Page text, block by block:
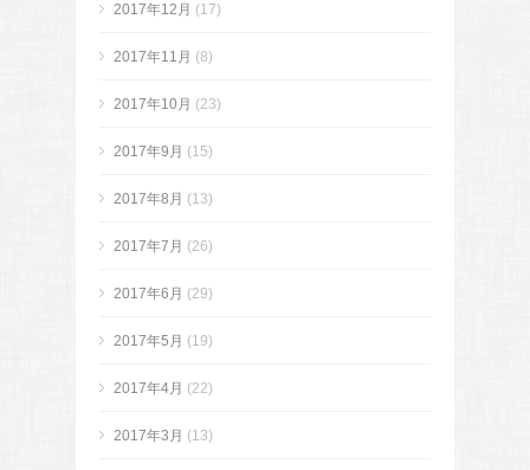
2017年12月 (17)
2017年11月 (8)
2017年10月 (23)
2017年9月 (15)
2017年8月 (13)
2017年7月 (26)
2017年6月 (29)
2017年5月 (19)
2017年4月 (22)
2017年3月 (13)